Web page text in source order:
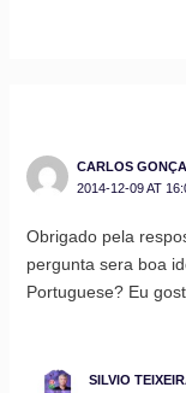
CARLOS
2014-12-09 AT
Obrigado pela
pergunta sera boa
Portuguese? Eu
SILVIO